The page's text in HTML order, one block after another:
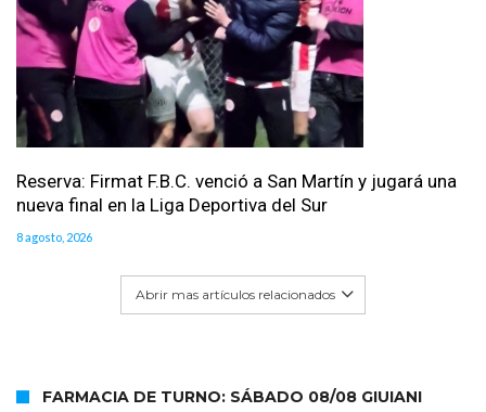
Reserva: Firmat F.B.C. venció a San Martín y jugará una
nueva final en la Liga Deportiva del Sur
8 agosto, 2026
Abrir mas artículos relacionados
FARMACIA DE TURNO: SÁBADO 08/08 GIUIANI